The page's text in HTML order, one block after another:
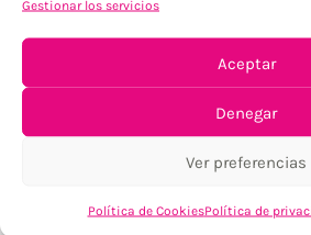
Gestionar los servicios
Aceptar
Denegar
Ver preferencias
Política de CookiesPolítica de
TU SATISFACCIÓN = LA
Tu confianza, nuestro